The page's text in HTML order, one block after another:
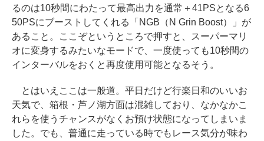
るのは10秒間にわたって最高出力を通常＋41PSとなる6
50PSにブーストしてくれる「NGB（N Grin Boost）」が
あること。ここぞというところで押すと、スーパーマリ
オに変身するみたいなモードで、一度使っても10秒間の
インターバルをおくと再度使用可能となるそう。
とはいえここは一般道。平日だけど行楽日和のいいお
天気で、箱根・芦ノ湖方面は混雑しており、なかなかこ
れらを使うチャンスがなくお預け状態になってしまいま
した。でも、普通に走っている時でもレース気分が味わ